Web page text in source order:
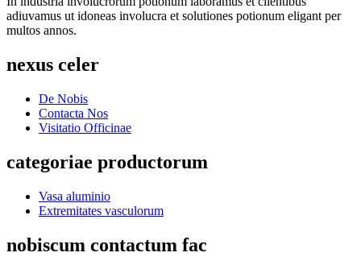
adiuvamus ut idoneas involucra et solutiones potionum eligant per
multos annos.
nexus celer
De Nobis
Contacta Nos
Visitatio Officinae
categoriae productorum
Vasa aluminio
Extremitates vasculorum
nobiscum contactum fac